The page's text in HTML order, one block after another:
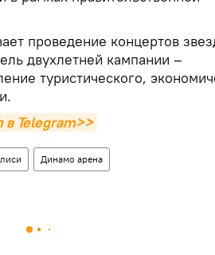
проведение концертов
двухлетней кампании –
туристического,
в Telegram>>
Динамо арена